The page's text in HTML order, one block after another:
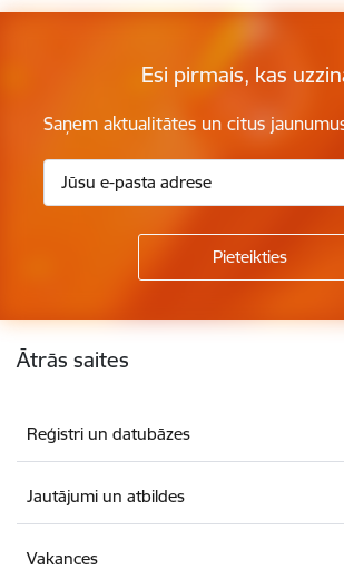
Esi pirmais, kas
Saņem aktualitātes un citus
Kājene
Ātrās saites
Reģistri un datubāzes
Jautājumi un atbildes
Vakances